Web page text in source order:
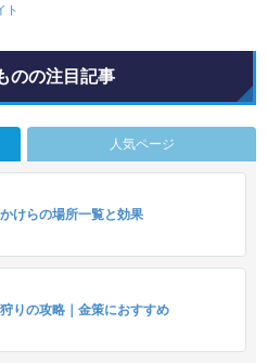
ト
のの注目記事
人気ページ
けらの場所一覧と効果
りの攻略｜金策におすすめ